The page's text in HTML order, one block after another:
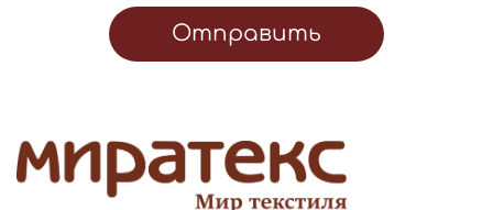
Отправить